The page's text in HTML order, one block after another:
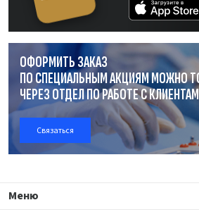
ОФОРМИТЬ ЗАКАЗ
ПО СПЕЦИАЛЬНЫМ АКЦИЯМ МОЖНО
ЧЕРЕЗ ОТДЕЛПО РАБОТЕС
Связаться
Меню